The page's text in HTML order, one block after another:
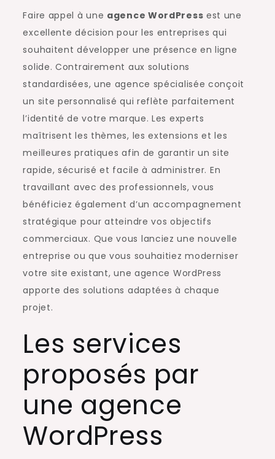
Faire appel à une agence WordPress est une
excellente décision pour les entreprises qui
souhaitent développer une présence en ligne
solide. Contrairement aux solutions
standardisées, une agence spécialisée conçoit
un site personnalisé qui reflète parfaitement
l’identité de votre marque. Les experts
maîtrisent les thèmes, les extensions et les
meilleures pratiques afin de garantir un site
rapide, sécurisé et facile à administrer. En
travaillant avec des professionnels, vous
bénéficiez également d’un accompagnement
stratégique pour atteindre vos objectifs
commerciaux. Que vous lanciez une nouvelle
entreprise ou que vous souhaitiez moderniser
votre site existant, une agence WordPress
apporte des solutions adaptées à chaque
projet.
Les services
proposés par
une agence
WordPress